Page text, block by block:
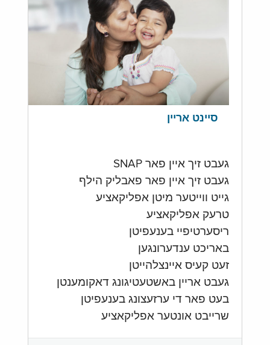
סיינט אריין
געבט זיך איין פאר SNAP
געבט זיך איין פאר פאבליק הילף
גייט ווייטער מיטן אפליקאציע
טרעק אפליקאציע
ריסערטיפיי בענעפיטן
באריכט ענדערונגען
זעט קעיס איינצלהייטן
געבט אריין באשטעטיגונג דאקומענטן
בעט פאר די ערזעצונג בענעפיטן
שרייבט אונטער אפליקאציע